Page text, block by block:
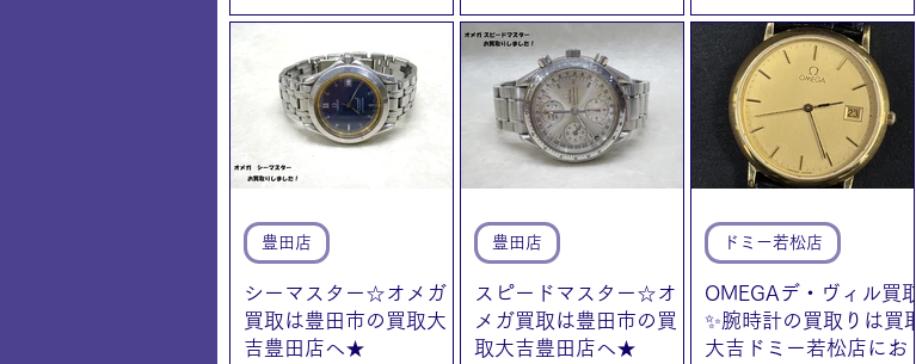
シーマスター☆オメガ
買取は豊田市の買取大
吉豊田店へ★
豊田店
スピードマスター☆オ
メガ買取は豊田市の買
取大吉豊田店へ★
豊田店
OMEGAデ・ヴィル買取
✨腕時計の買取りは買取
大吉ドミー若松店にお
ドミー若松店